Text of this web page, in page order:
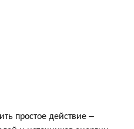
простое действие –